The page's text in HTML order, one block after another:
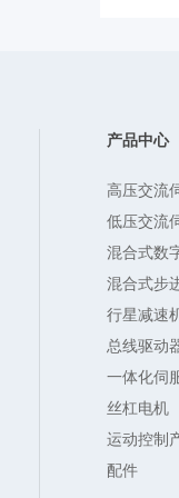
产品中心
高压交流
低压交流
混合式数
混合式步
行星减速
总线驱动
一体化伺
丝杠电机
运动控制
配件